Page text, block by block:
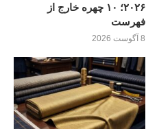
۲۰۲۶؛ ۱۰ چهره خارج از
فهرست
8 آگوست 2026